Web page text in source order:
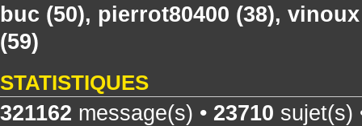
buc (50), pierrot80400 (38), vinoux
(59)
STATISTIQUES
321162 message(s) • 23710 sujet(s)